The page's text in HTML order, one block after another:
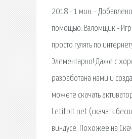
2018 - 1 мин. -
помощью. Взломщик -
просто гулять по
Элементарно! Даже с
разработана нами и
можете скачать
Letitbit.net (скачать
виндусе. Похожее на